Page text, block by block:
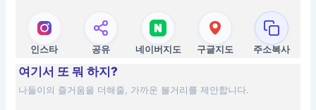
인스타 공유 네이버지도 구글지도 주소복사
여기서 또 뭐 하지?
나들이의 즐거움을 더해줄, 가까운 볼거리를 제안합니다.